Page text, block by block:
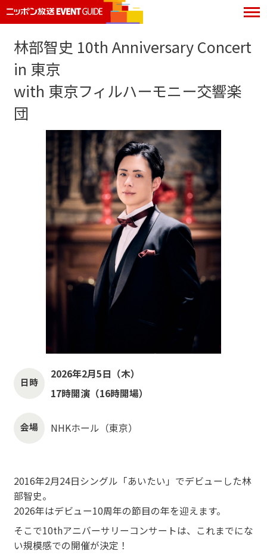
林部智史 10th Anniversary Concert
in 東京
with 東京フィルハーモニー交響楽
団
日時
2026年2月5日（木）
17時開演（16時開場）
会場 NHKホール（東京）
2016年2月24日シングル「あいたい」でデビューした林
部智史。
2026年はデビュー10周年の節目の年を迎えます。
そこで10thアニバーサリーコンサートは、これまでにな
い規模感での開催が決定！